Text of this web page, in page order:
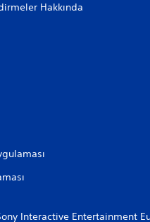
Hakkında
Interactive Entertainment